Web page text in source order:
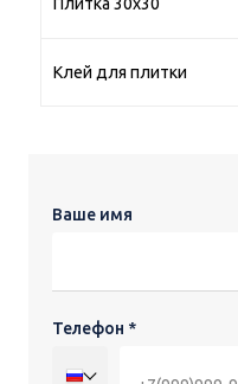
Клей для плитки
Ваше имя
Телефон *